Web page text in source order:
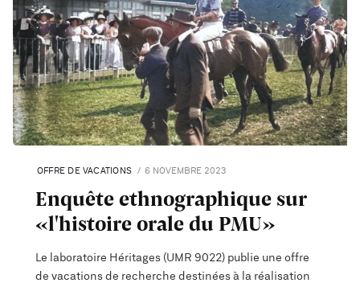
OFFRE DE VACATIONS 6 NOVEMBRE 2023
Enquête ethnographique sur
«l'histoire orale du PMU»
Le laboratoire Héritages (UMR 9022) publie une offre
de vacations de recherche destinées à la réalisation